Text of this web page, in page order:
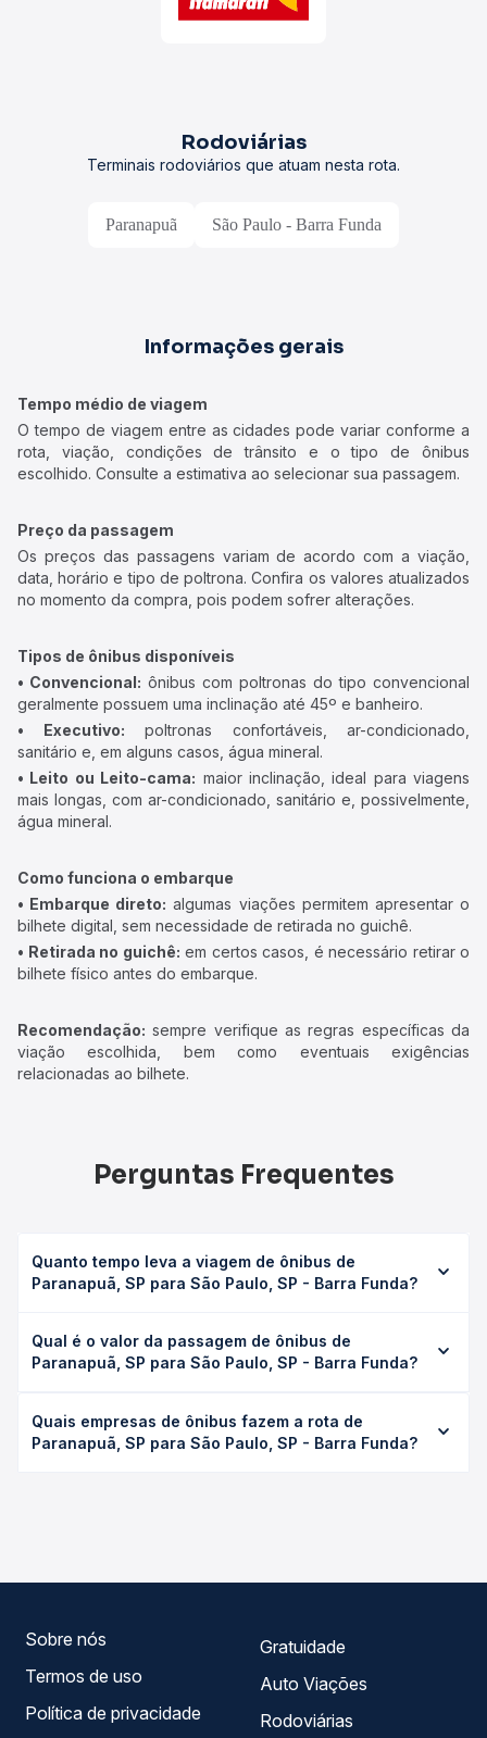
Rodoviárias
Terminais rodoviários que atuam nesta rota.
Paranapuã São Paulo - Barra Funda
Informações gerais
Tempo médio de viagem
O tempo de viagem entre as cidades pode variar conforme a
rota, viação, condições de trânsito e o tipo de ônibus
escolhido. Consulte a estimativa ao selecionar sua passagem.
Preço da passagem
Os preços das passagens variam de acordo com a viação,
data, horário e tipo de poltrona. Confira os valores atualizados
no momento da compra, pois podem sofrer alterações.
Tipos de ônibus disponíveis
• Convencional: ônibus com poltronas do tipo convencional
geralmente possuem uma inclinação até 45º e banheiro.
• Executivo: poltronas confortáveis, ar-condicionado,
sanitário e, em alguns casos, água mineral.
• Leito ou Leito-cama: maior inclinação, ideal para viagens
mais longas, com ar-condicionado, sanitário e, possivelmente,
água mineral.
Como funciona o embarque
• Embarque direto: algumas viações permitem apresentar o
bilhete digital, sem necessidade de retirada no guichê.
• Retirada no guichê: em certos casos, é necessário retirar o
bilhete físico antes do embarque.
Recomendação: sempre verifique as regras específicas da
viação escolhida, bem como eventuais exigências
relacionadas ao bilhete.
Perguntas Frequentes
Quanto tempo leva a viagem de ônibus de
Paranapuã, SP para São Paulo, SP - Barra Funda?
- Barra Funda leva em média 11h 5min, podendo variar
conforme a viação, o tipo de serviço (convencional,
duração exata de cada opção na data desejada.
Qual é o valor da passagem de ônibus de
Paranapuã, SP para São Paulo, SP - Barra Funda?
São Paulo, SP - Barra Funda custa em média R$ 243,60 e
varia conforme a data da viagem, a empresa, o tipo de
Quais empresas de ônibus fazem a rota de
Paranapuã, SP para São Paulo, SP - Barra Funda?
Sobre nós
Termos de uso
Política de privacidade
Gratuidade
Auto Viações
Rodoviárias